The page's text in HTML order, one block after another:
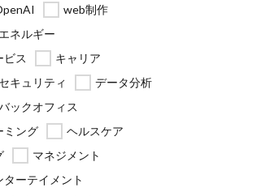
web制作
エネルギー
ビス
キャリア
セキュリティ
データ分析
ックオフィス
ミング
ヘルスケア
マネジメント
ターテイメント